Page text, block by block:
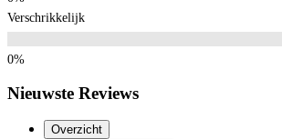
Verschrikkelijk
Nieuwste Reviews
Overzicht